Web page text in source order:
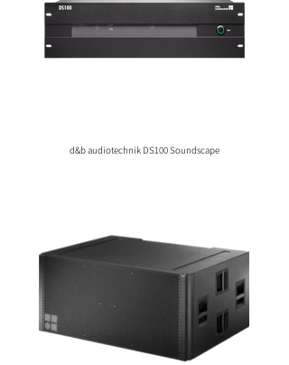
d&b audiotechnik DS100 Soundscape